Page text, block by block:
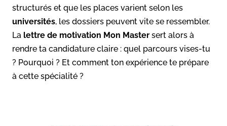
structurés et que les places varient selon les
universités, les dossiers peuvent vite se ressembler.
La lettre de motivation Mon Master sert alors à
rendre ta candidature claire : quel parcours vises-tu
? Pourquoi ? Et comment ton expérience te prépare
à cette spécialité ?